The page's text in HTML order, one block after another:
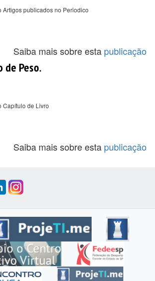
Artigos publicados no Periodico
Saiba mais sobre esta publicação
de Peso.
Capítulo de Livro
Saiba mais sobre esta publicação